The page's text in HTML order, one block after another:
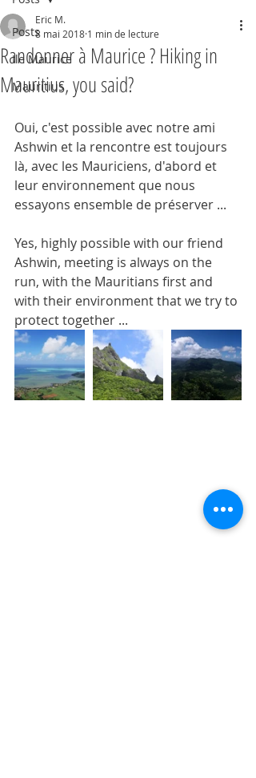
Posts
Ile Maurice
Mauritius
Randonner à Maurice ? Hiking in
Mauritius, you said?
Eric M.
8 mai 2018 1 min de lecture
Oui, c'est possible avec notre ami
Ashwin et la rencontre est toujours
là, avec les Mauriciens, d'abord et
leur environnement que nous
essayons ensemble de préserver ...
Yes, highly possible with our friend
Ashwin, meeting is always on the
run, with the Mauritians first and
with their environment that we try to
protect together ...